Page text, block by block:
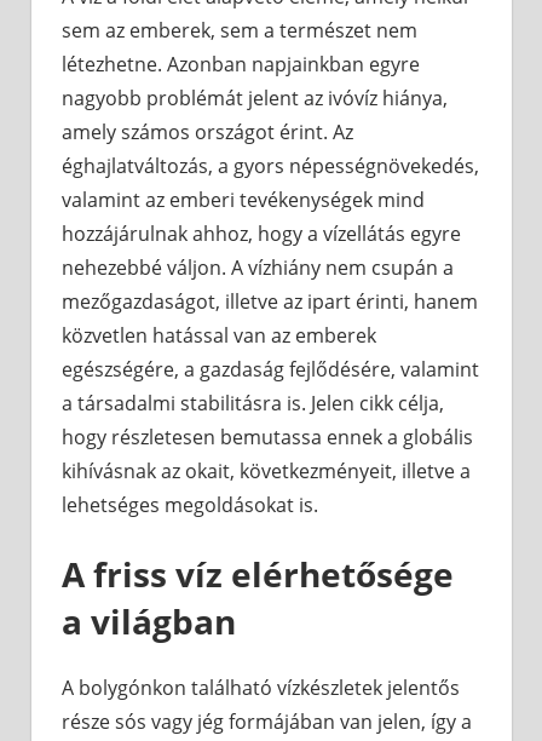
sem az emberek, sem a természet nem
létezhetne. Azonban napjainkban egyre
nagyobb problémát jelent az ivóvíz hiánya,
amely számos országot érint. Az
éghajlatváltozás, a gyors népességnövekedés,
valamint az emberi tevékenységek mind
hozzájárulnak ahhoz, hogy a vízellátás egyre
nehezebbé váljon. A vízhiány nem csupán a
mezőgazdaságot, illetve az ipart érinti, hanem
közvetlen hatással van az emberek
egészségére, a gazdaság fejlődésére, valamint
a társadalmi stabilitásra is. Jelen cikk célja,
hogy részletesen bemutassa ennek a globális
kihívásnak az okait, következményeit, illetve a
lehetséges megoldásokat is.
A friss víz elérhetősége
a világban
A bolygónkon található vízkészletek jelentős
része sós vagy jég formájában van jelen, így a